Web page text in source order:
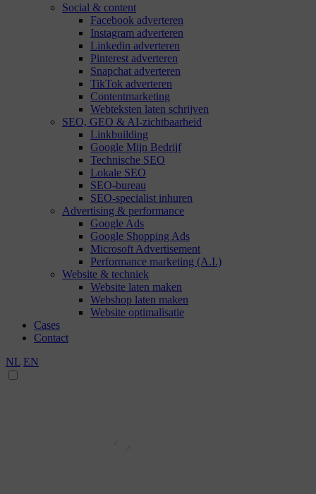
Social & content
Facebook adverteren
Instagram adverteren
Linkedin adverteren
Pinterest adverteren
Snapchat adverteren
TikTok adverteren
Contentmarketing
Webteksten laten schrijven
SEO, GEO & AI-zichtbaarheid
Linkbuilding
Google Mijn Bedrijf
Technische SEO
Lokale SEO
SEO-bureau
SEO-specialist inhuren
Advertising & performance
Google Ads
Google Shopping Ads
Microsoft Advertisement
Performance marketing (A.I.)
Website & techniek
Website laten maken
Webshop laten maken
Website optimalisatie
Cases
Contact
NL EN